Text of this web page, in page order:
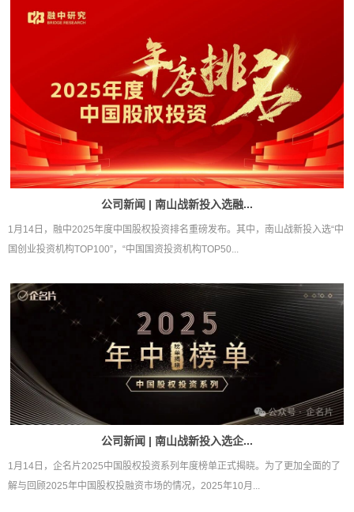
公司新闻 | 南山战新投入选融...
1月14日，融中2025年度中国股权投资排名重磅发布。其中，南山战新投入选“中
国创业投资机构TOP100”，“中国国资投资机构TOP50...
公司新闻 | 南山战新投入选企...
1月14日，企名片2025中国股权投资系列年度榜单正式揭晓。为了更加全面的了
解与回顾2025年中国股权投融资市场的情况，2025年10月...